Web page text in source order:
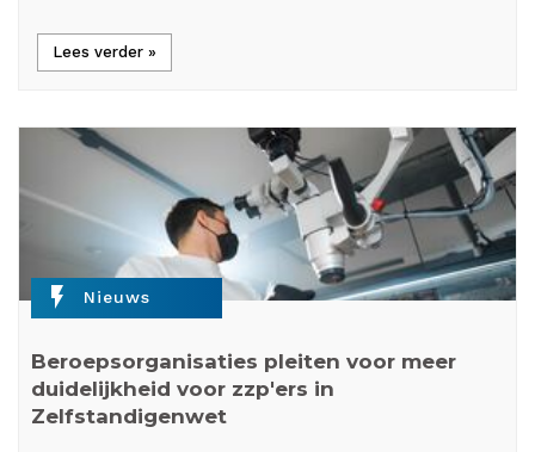
Lees verder »
flash_on Nieuws
Beroepsorganisaties pleiten voor meer
duidelijkheid voor zzp'ers in
Zelfstandigenwet